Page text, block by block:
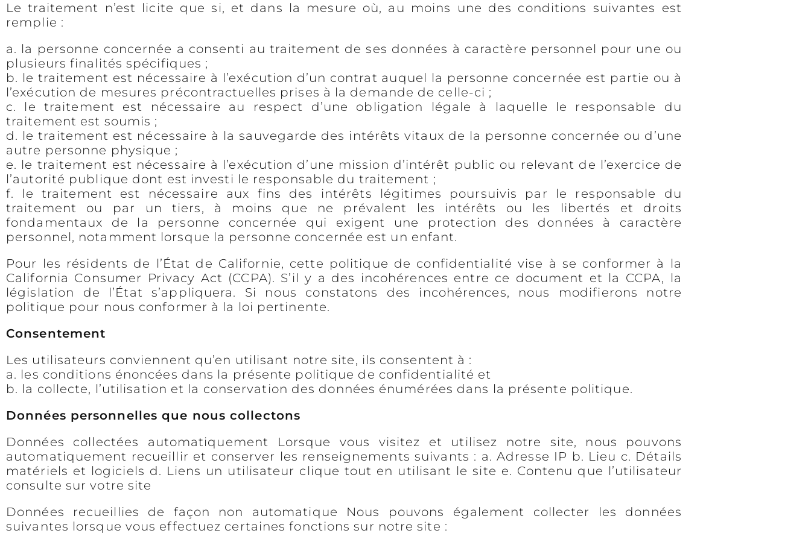
Le traitement n’est licite que si, et dans la mesure où, au moins une des conditions suivantes est
remplie :
a. la personne concernée a consenti au traitement de ses données à caractère personnel pour une ou
plusieurs finalités spécifiques ;
b. le traitement est nécessaire à l’exécution d’un contrat auquel la personne concernée est partie ou à
l’exécution de mesures précontractuelles prises à la demande de celle-ci ;
c. le traitement est nécessaire au respect d’une obligation légale à laquelle le responsable du
traitement est soumis ;
d. le traitement est nécessaire à la sauvegarde des intérêts vitaux de la personne concernée ou d’une
autre personne physique ;
e. le traitement est nécessaire à l’exécution d’une mission d’intérêt public ou relevant de l’exercice de
l’autorité publique dont est investi le responsable du traitement ;
f. le traitement est nécessaire aux fins des intérêts légitimes poursuivis par le responsable du
traitement ou par un tiers, à moins que ne prévalent les intérêts ou les libertés et droits
fondamentaux de la personne concernée qui exigent une protection des données à caractère
personnel, notamment lorsque la personne concernée est un enfant.
Pour les résidents de l’État de Californie, cette politique de confidentialité vise à se conformer à la
California Consumer Privacy Act (CCPA). S’il y a des incohérences entre ce document et la CCPA, la
législation de l’État s’appliquera. Si nous constatons des incohérences, nous modifierons notre
politique pour nous conformer à la loi pertinente.
Consentement
Les utilisateurs conviennent qu’en utilisant notre site, ils consentent à :
a. les conditions énoncées dans la présente politique de confidentialité et
b. la collecte, l’utilisation et la conservation des données énumérées dans la présente politique.
Données personnelles que nous collectons
Données collectées automatiquement Lorsque vous visitez et utilisez notre site, nous pouvons
automatiquement recueillir et conserver les renseignements suivants : a. Adresse IP b. Lieu c. Détails
matériels et logiciels d. Liens un utilisateur clique tout en utilisant le site e. Contenu que l’utilisateur
consulte sur votre site
Données recueillies de façon non automatique Nous pouvons également collecter les données
suivantes lorsque vous effectuez certaines fonctions sur notre site :